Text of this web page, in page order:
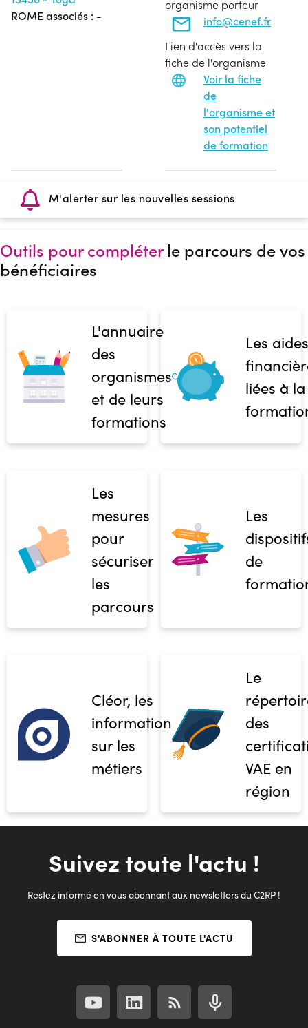
ROME associés : -
organisme porteur
info@cenef.fr
Lien d'accès vers la
fiche de l'organisme
Voir la fiche
de
l'organisme et
son potentiel
de formation
M'alerter sur les nouvelles sessions
Outils pour compléterle parcours de vos
bénéficiaires
L'annuaire
des
organismes
et de leurs
formations
Les aides
liées à la
Les
mesures
pour
sécuriser
les
parcours
Les
de
Cléor, les
informations
sur les
métiers
Le
des
VAE en
région
Suivez toute l'actu !
Restez informé en vous abonnant aux newsletters du C2RP !
S'ABONNER À TOUTE L'ACTU